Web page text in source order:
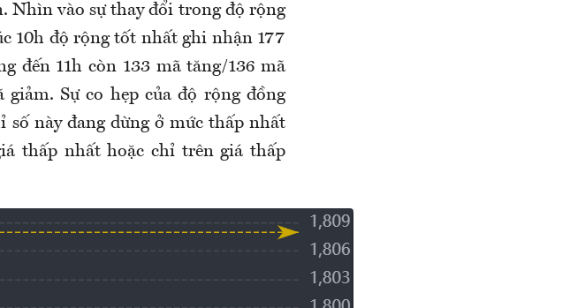
Nhìn vào sự thay đổi trong độ rộng
10h độ rộng tốt nhất ghi nhận 177
đến 11h còn 133 mã tăng/136 mã
Sự co hẹp của độ rộng đồng
này đang dừng ở mức thấp nhất
thấp nhất hoặc chỉ trên giá thấp